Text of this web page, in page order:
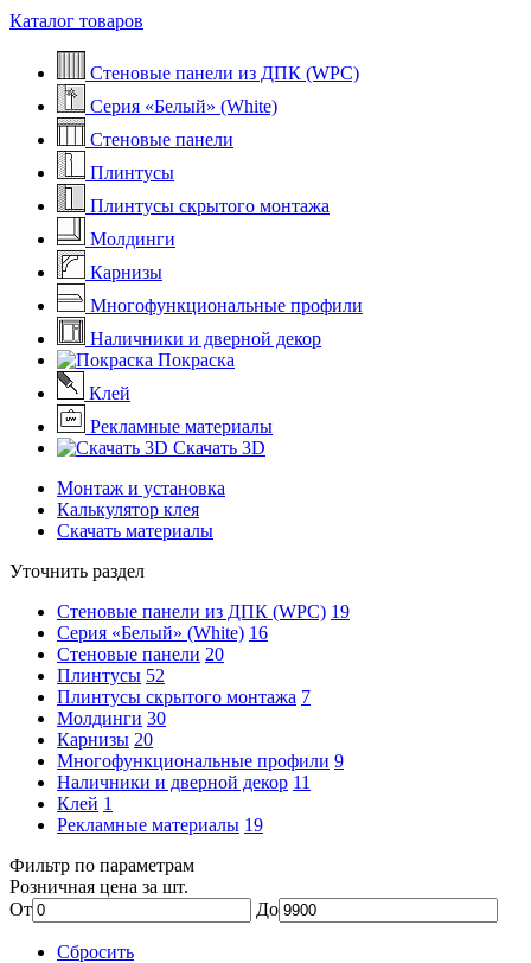
Каталог товаров
Стеновые панели из ДПК (WPC)
Серия «Белый» (White)
Стеновые панели
Плинтусы
Плинтусы скрытого монтажа
Молдинги
Карнизы
Многофункциональные профили
Наличники и дверной декор
Покраска
Клей
Рекламные материалы
Скачать 3D
Монтаж и установка
Калькулятор клея
Скачать материалы
Уточнить раздел
Стеновые панели из ДПК (WPC) 19
Серия «Белый» (White) 16
Стеновые панели 20
Плинтусы 52
Плинтусы скрытого монтажа 7
Молдинги 30
Карнизы 20
Многофункциональные профили 9
Наличники и дверной декор 11
Клей 1
Рекламные материалы 19
Фильтр по параметрам
Розничная цена за шт.
От
До
Сбросить